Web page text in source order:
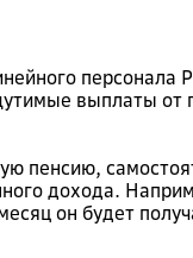
персонала
выплаты
дохода.
он будет